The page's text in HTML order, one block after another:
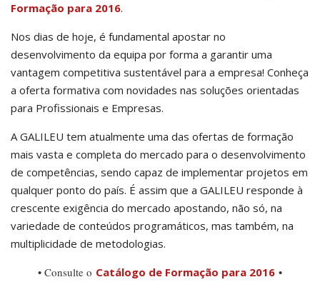
Formação para 2016.
Nos dias de hoje, é fundamental apostar no
desenvolvimento da equipa por forma a garantir uma
vantagem competitiva sustentável para a empresa! Conheça
a oferta formativa com novidades nas soluções orientadas
para Profissionais e Empresas.
A GALILEU tem atualmente uma das ofertas de formação
mais vasta e completa do mercado para o desenvolvimento
de competências, sendo capaz de implementar projetos em
qualquer ponto do país. É assim que a GALILEU responde à
crescente exigência do mercado apostando, não só, na
variedade de conteúdos programáticos, mas também, na
multiplicidade de metodologias.
• Consulte o Catálogo de Formação para 2016 •